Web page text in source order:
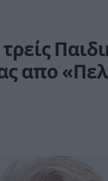
απο